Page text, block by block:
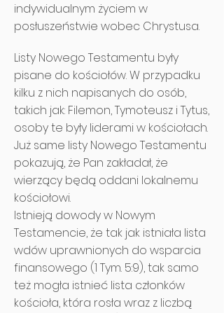
indywidualnym życiem w
posłuszeństwie wobec Chrystusa.
Listy Nowego Testamentu były
pisane do kościołów. W przypadku
kilku z nich napisanych do osób,
takich jak: Filemon, Tymoteusz i Tytus,
osoby te były liderami w kościołach.
Już same listy Nowego Testamentu
pokazują, że Pan zakładał, że
wierzący będą oddani lokalnemu
kościołowi.
Istnieją dowody w Nowym
Testamencie, że tak jak istniała lista
wdów uprawnionych do wsparcia
finansowego (1 Tym. 5:9), tak samo
też mogła istnieć lista członków
kościoła, która rosła wraz z liczbą